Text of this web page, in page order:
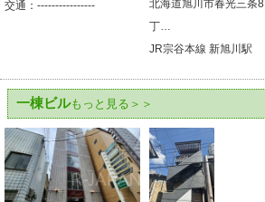
交通：----------------
北海道旭川市春光三条8
丁…
JR宗谷本線 新旭川駅
一棟ビルもっと見る＞＞